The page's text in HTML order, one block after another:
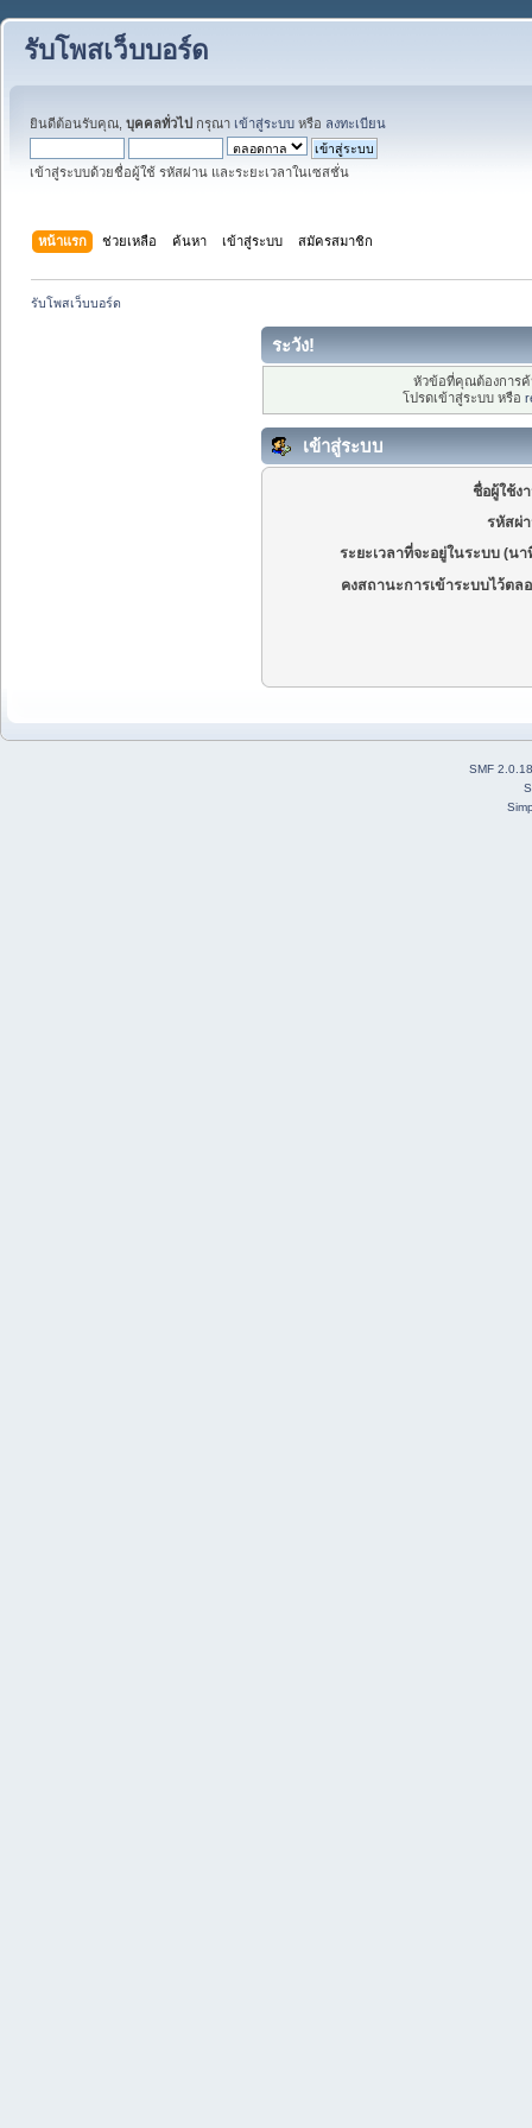
รับโพสเว็บบอร์ด
ยินดีต้อนรับคุณ, บุคคลทั่วไป กรุณา เข้าสู่ระบบ หรือ ลงทะเบียน
เข้าสู่ระบบด้วยชื่อผู้ใช้ รหัสผ่าน และระยะเวลาในเซสชั่น
หน้าแรก ช่วยเหลือ ค้นหา เข้าสู่ระบบ สมัครสมาชิก
รับโพสเว็บบอร์ด
ระวัง!
หัวข้อที่คุณต้องการ
โปรดเข้าสู่ระบบ หรือ
เข้าสู่ระบบ
ชื่อผู้ใช้ง
รหัสผ่
ระยะเวลาที่จะอยู่ในระบบ (นา
คงสถานะการเข้าระบบไว้ตล
SMF 2.0.18